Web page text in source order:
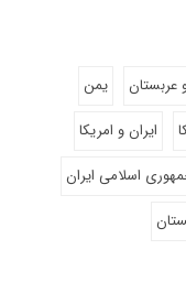
عربستان
یمن
ایران و امریکا
اسلامی ایران